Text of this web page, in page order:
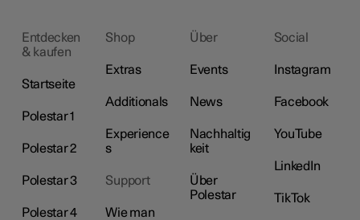
Entdecken
& kaufen
Startseite
Polestar 1
Polestar 2
Polestar 3
Polestar 4
Shop
Extras
Additionals
Experience
s
Support
Wie man
Über
Events
News
Nachhaltig
keit
Über
Polestar
Social
Instagram
Facebook
YouTube
LinkedIn
TikTok